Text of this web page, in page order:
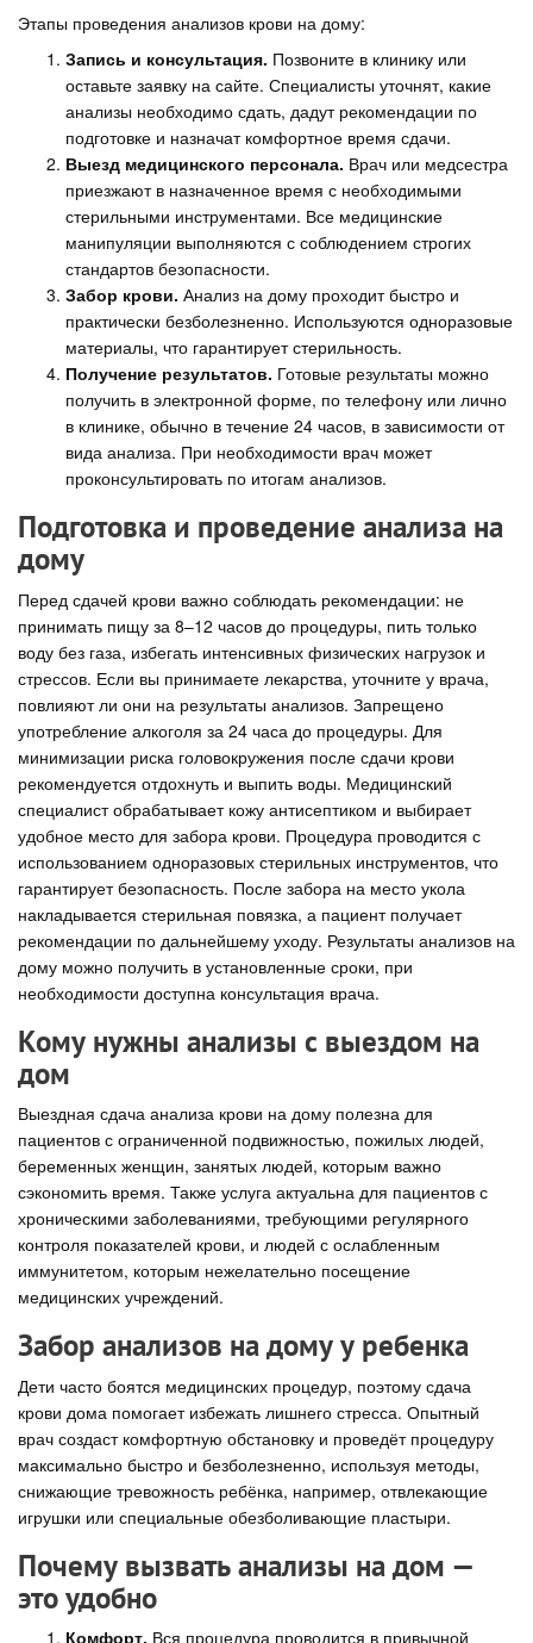
Этапы проведения анализов крови на дому:
Запись и консультация. Позвоните в клинику или
оставьте заявку на сайте. Специалисты уточнят, какие
анализы необходимо сдать, дадут рекомендации по
подготовке и назначат комфортное время сдачи.
Выезд медицинского персонала. Врач или медсестра
приезжают в назначенное время с необходимыми
стерильными инструментами. Все медицинские
манипуляции выполняются с соблюдением строгих
стандартов безопасности.
Забор крови. Анализ на дому проходит быстро и
практически безболезненно. Используются одноразовые
материалы, что гарантирует стерильность.
Получение результатов. Готовые результаты можно
получить в электронной форме, по телефону или лично
в клинике, обычно в течение 24 часов, в зависимости от
вида анализа. При необходимости врач может
проконсультировать по итогам анализов.
Подготовка и проведение анализа на
дому
Перед сдачей крови важно соблюдать рекомендации: не
принимать пищу за 8–12 часов до процедуры, пить только
воду без газа, избегать интенсивных физических нагрузок и
стрессов. Если вы принимаете лекарства, уточните у врача,
повлияют ли они на результаты анализов. Запрещено
употребление алкоголя за 24 часа до процедуры. Для
минимизации риска головокружения после сдачи крови
рекомендуется отдохнуть и выпить воды. Медицинский
специалист обрабатывает кожу антисептиком и выбирает
удобное место для забора крови. Процедура проводится с
использованием одноразовых стерильных инструментов, что
гарантирует безопасность. После забора на место укола
накладывается стерильная повязка, а пациент получает
рекомендации по дальнейшему уходу. Результаты анализов на
дому можно получить в установленные сроки, при
необходимости доступна консультация врача.
Кому нужны анализы с выездом на
дом
Выездная сдача анализа крови на дому полезна для
пациентов с ограниченной подвижностью, пожилых людей,
беременных женщин, занятых людей, которым важно
сэкономить время. Также услуга актуальна для пациентов с
хроническими заболеваниями, требующими регулярного
контроля показателей крови, и людей с ослабленным
иммунитетом, которым нежелательно посещение
медицинских учреждений.
Забор анализов на дому у ребенка
Дети часто боятся медицинских процедур, поэтому сдача
крови дома помогает избежать лишнего стресса. Опытный
врач создаст комфортную обстановку и проведёт процедуру
максимально быстро и безболезненно, используя методы,
снижающие тревожность ребёнка, например, отвлекающие
игрушки или специальные обезболивающие пластыри.
Почему вызвать анализы на дом —
это удобно
Комфорт. Вся процедура проводится в привычной